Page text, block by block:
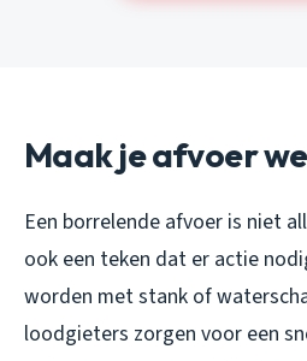
Maak je afvoer
Een borrelende afvoer is niet
ook een teken dat er actie
worden met stank of
loodgieters zorgen voor een